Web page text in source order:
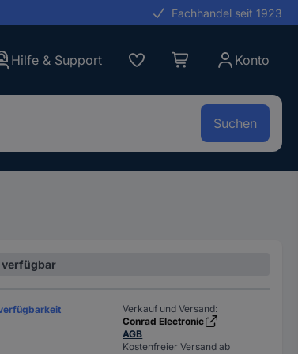
Fachhandel seit 1923
Hilfe & Support Konto
Suchen
verfügbar
Verkauf und Versand:
Conrad Electronic
AGB
Kostenfreier Versand ab